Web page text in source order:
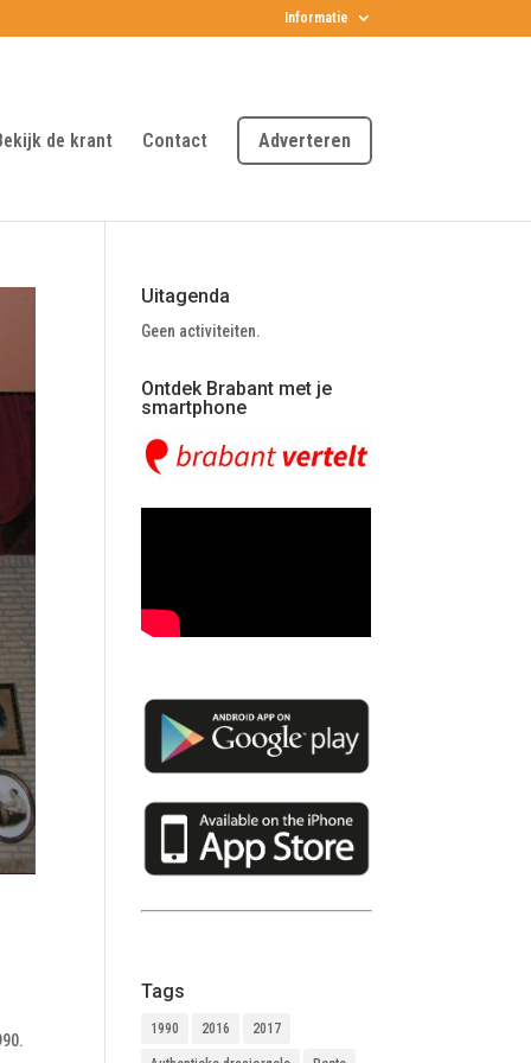
Informatie
de krant Contact Adverteren
Uitagenda
Geen activiteiten.
Ontdek Brabant met je
smartphone
Tags
1990 2016 2017